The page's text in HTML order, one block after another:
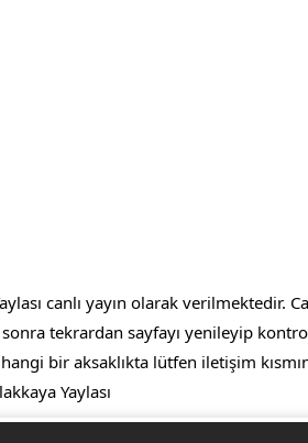
canlı yayın olarak
tekrardan sayfayı yenileyip
bir aksaklıkta lütfen iletişim
Yaylası